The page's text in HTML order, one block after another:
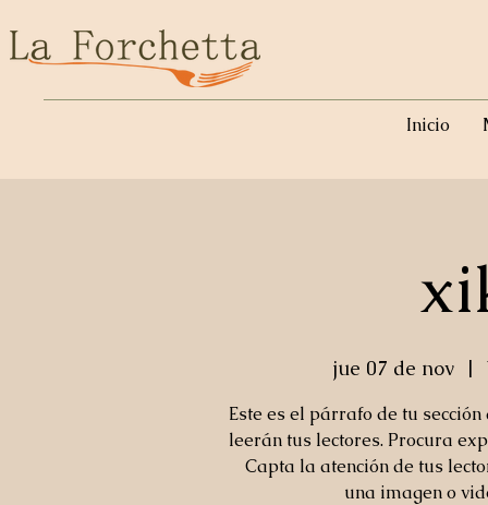
Inicio
jue 07 de nov
  |
Este es el párrafo de tu
leerán tus lectores. Procura
Capta la atención de tus
una imagen o